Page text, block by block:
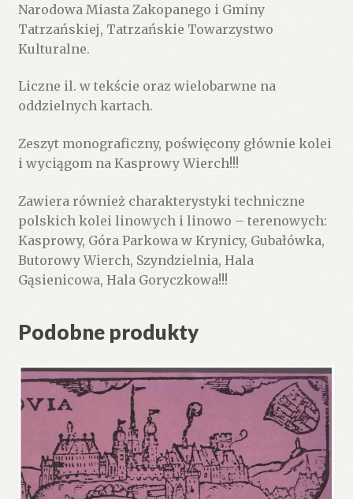
Narodowa Miasta Zakopanego i Gminy
Tatrzańskiej, Tatrzańskie Towarzystwo
Kulturalne.
Liczne il. w tekście oraz wielobarwne na
oddzielnych kartach.
Zeszyt monograficzny, poświęcony głównie kolei
i wyciągom na Kasprowy Wierch!!!
Zawiera również charakterystyki techniczne
polskich kolei linowych i linowo – terenowych:
Kasprowy, Góra Parkowa w Krynicy, Gubałówka,
Butorowy Wierch, Szyndzielnia, Hala
Gąsienicowa, Hala Goryczkowa!!!
Podobne produkty